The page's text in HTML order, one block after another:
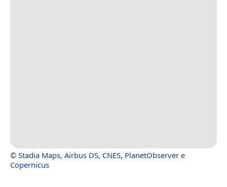
© Stadia Maps, Airbus DS, CNES, PlanetObserver e
Copernicus